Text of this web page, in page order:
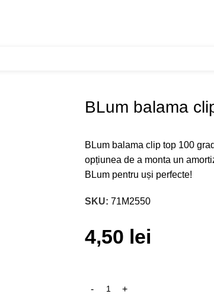
BLum balama
BLum balama clip top 100
opțiunea de a monta un
BLum pentru uși perfecte!
SKU: 71M2550
4,50 lei